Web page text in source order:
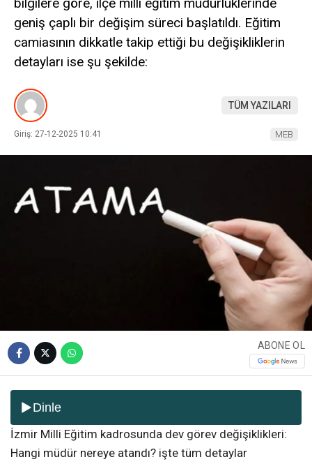
geniş çaplı bir değişim süreci başlatıldı. Eğitim
camiasının dikkatle takip ettiği bu değişikliklerin
detayları ise şu şekilde:
TÜM YAZILARI
Giriş: 27-12-2025 10:41 MEB
ABONE OL
Dinle
İzmir Milli Eğitim kadrosunda dev görev değişiklikleri:
Hangi müdür nereye atandı? işte tüm detaylar